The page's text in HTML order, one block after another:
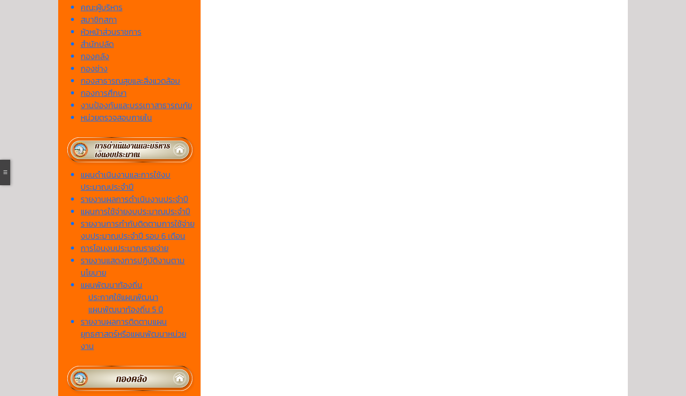
คณะผู้บริหาร
สมาชิกสภา
หัวหน้าส่วนราชการ
สำนักปลัด
กองคลัง
กองช่าง
กองสาธารณสุขและสิ่งแวดล้อม
กองการศึกษา
งานป้องกันและบรรเทาสาธารณภัย
หน่วยตรวจสอบภายใน
แผนดำเนินงานและการใช้งบ
ประมาณประจำปี
รายงานผลการดำเนินงานประจำปี
แผนการใช้จ่ายงบประมาณประจำปี
รายงานการกำกับติดตามการใช้จ่าย
งบประมาณประจำปี รอบ 6 เดือน
การโอนงบประมาณรายจ่าย
รายงานแสดงการปฏิบัติงานตาม
นโยบาย
แผนพัฒนาท้องถิ่น
ประกาศใช้แผนพัฒนา
แผนพัฒนาท้องถิ่น 5 ปี
รายงานผลการติดตามแผน
ยุทธศาสตร์หรือแผนพัฒนาหน่วย
งาน